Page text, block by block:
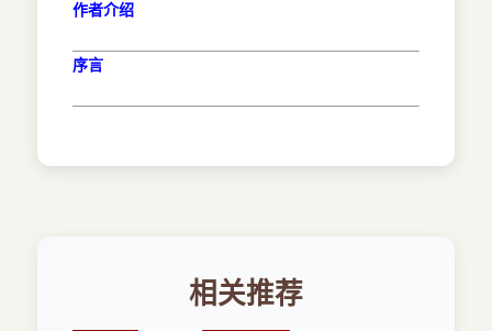
作者介绍
序言
相关推荐